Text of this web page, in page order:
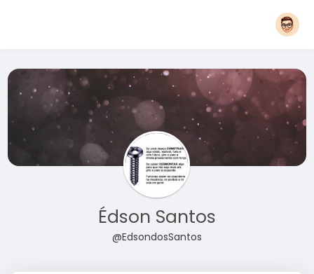
Édson Santos
@EdsondosSantos